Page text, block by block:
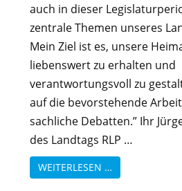
auch in dieser
zentrale Themen unseres
Mein Ziel ist es, unsere
liebenswert zu erhalten und
verantwortungsvoll zu
auf die bevorstehende
sachliche Debatten.” Ihr
des Landtags RLP …
WEITERLESEN …